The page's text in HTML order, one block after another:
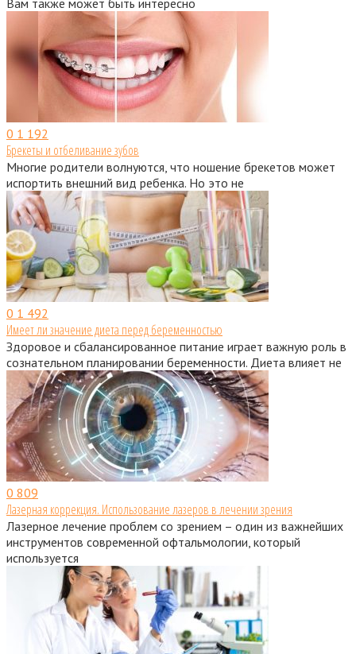
0 1 192
Брекеты и отбеливание зубов
Многие родители волнуются, что ношение брекетов может
испортить внешний вид ребенка. Но это не
0 1 492
Имеет ли значение диета перед беременностью
Здоровое и сбалансированное питание играет важную роль в
сознательном планировании беременности. Диета влияет не
0 809
Лазерная коррекция. Использование лазеров в лечении зрения
Лазерное лечение проблем со зрением – один из важнейших
инструментов современной офтальмологии, который
используется